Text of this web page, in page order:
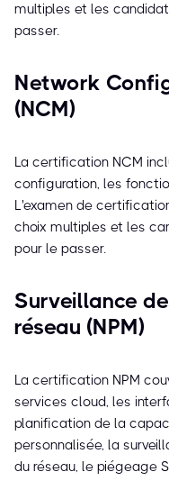
multiples et les
passer.
Network
(NCM)
La certification NCM
configuration, les
L'examen de
choix multiples et les
pour le passer.
Surveillance
réseau (NPM)
La certification NPM
services cloud, les
planification de la
personnalisée, la
du réseau, le piégeage